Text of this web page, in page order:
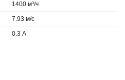
1400 м³/ч
7.93 м/с
0.3 А